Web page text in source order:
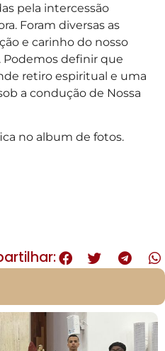
pela intercessão
Foram diversas as
e carinho do nosso
Podemos definir que
retiro espiritual e uma
a condução de Nossa
no album de fotos.